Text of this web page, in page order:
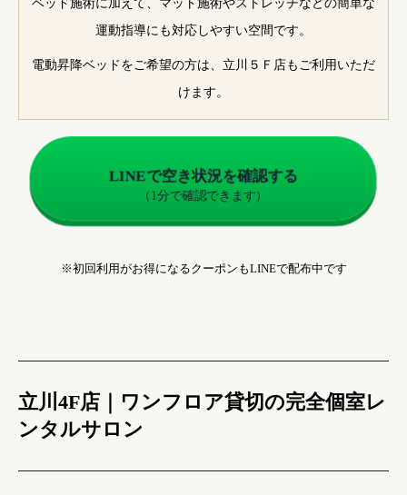
ベッド施術に加えて、マット施術やストレッチなどの簡単な
運動指導にも対応しやすい空間です。
電動昇降ベッドをご希望の方は、立川５Ｆ店もご利用いただ
けます。
LINEで空き状況を確認する
（1分で確認できます）
※初回利用がお得になるクーポンもLINEで配布中です
立川4F店｜ワンフロア貸切の完全個室レ
ンタルサロン